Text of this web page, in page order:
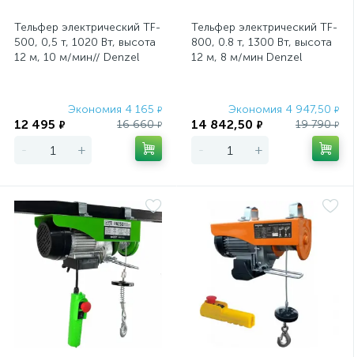
Тельфер электрический TF-
500, 0,5 т, 1020 Вт, высота
12 м, 10 м/мин// Denzel
Экономия 4 165 ₽
12 495 ₽ 16 660₽
- +
Тельфер электрический TF-
800, 0.8 т, 1300 Вт, высота
12 м, 8 м/мин Denzel
Экономия 4 947,50 ₽
14 842,50 ₽ 19 790₽
- +